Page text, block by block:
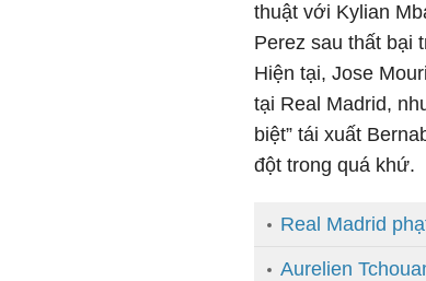
thuật với Kylian
Perez sau thất bại
Hiện tại, Jose
tại Real Madrid,
biệt” tái xuất
đột trong quá khứ.
Real Madrid
Aurelien